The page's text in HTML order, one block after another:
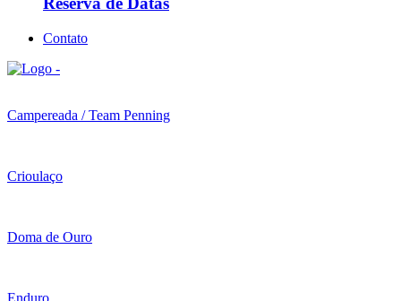
Contato
Campereada / Team Penning
Crioulaço
Doma de Ouro
Enduro